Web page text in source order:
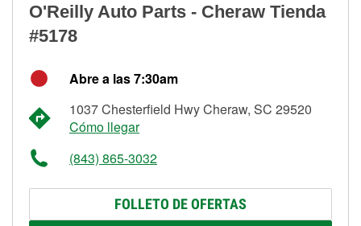
O'Reilly Auto Parts - Cheraw Tienda
#5178
Abre a las 7:30am
1037 Chesterfield Hwy Cheraw, SC 29520
Cómo llegar
(843) 865-3032
FOLLETO DE OFERTAS